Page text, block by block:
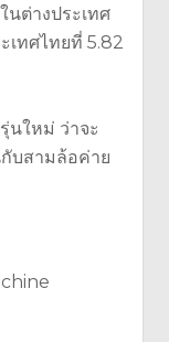
นต่างประเทศ
เทศไทยที่ 5.82
นใหม่ ว่าจะ
บสามล้อค่าย